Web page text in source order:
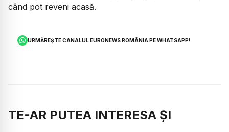
când pot reveni acasă.
URMĂREȘTE CANALUL EURONEWS ROMÂNIA PE WHATSAPP!
TE-AR PUTEA INTERESA ȘI